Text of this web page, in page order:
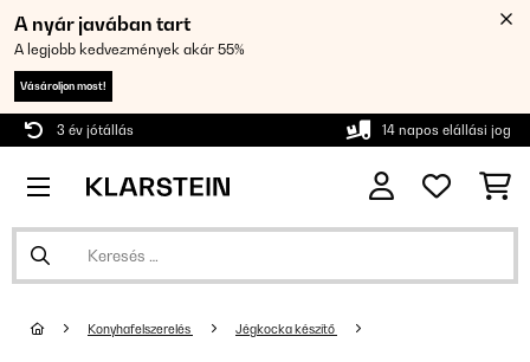
A nyár javában tart
A legjobb kedvezmények akár 55%
Vásároljon most!
3 év jótállás 14 napos elállási jog
Konyhafelszerelés Jégkocka készítő